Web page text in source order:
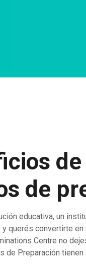
de
educativa, un
y querés convertirte
Centre no
de Preparación tienen